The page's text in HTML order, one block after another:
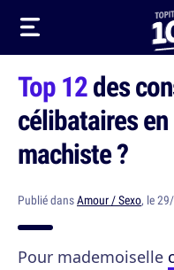
Top 12des
célibataires
machiste ?
Publié dansAmour / Sexo, le
Pour mademoiselle